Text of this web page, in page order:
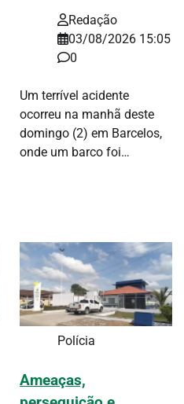
Redação
03/08/2026 15:05
0
Um terrível acidente
ocorreu na manhã deste
domingo (2) em Barcelos,
onde um barco foi…
Polícia
Ameaças,